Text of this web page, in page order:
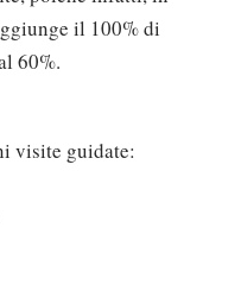
il 100% di
60%.
visite guidate: